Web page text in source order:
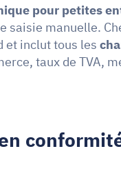
pour petites
saisie manuelle.
et inclut tous les
taux de TVA,